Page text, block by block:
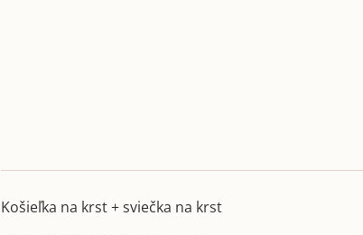
Košieľka na krst + sviečka na krst